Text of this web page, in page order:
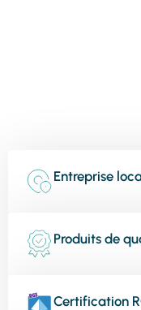
Entreprise
Produits de
Certification